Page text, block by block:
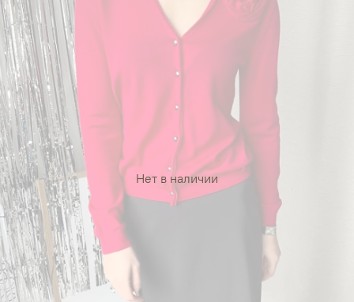
Нет в наличии